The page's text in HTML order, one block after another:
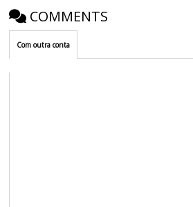
COMMENTS
Com outra conta